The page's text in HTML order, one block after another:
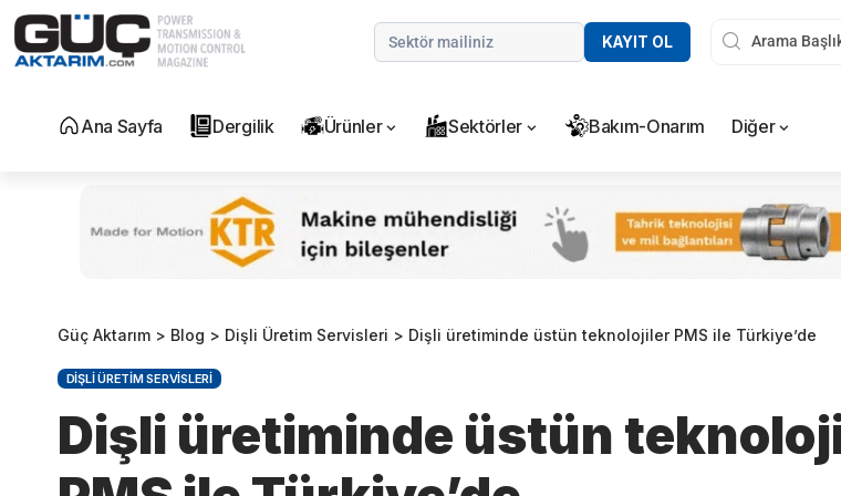
KAYIT OL
Ana Sayfa Dergilik Ürünler Sektörler Bakım-Onarım Diğer
Güç Aktarım > Blog > Dişli Üretim Servisleri > Dişli üretiminde üstün teknolojiler PMS ile Türkiye’de
DIŞLI ÜRETIM SERVISLERI
Dişli üretiminde üstün